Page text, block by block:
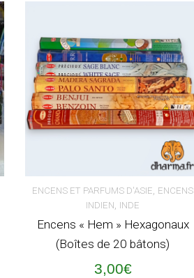
produit
ENCENS ET PARFUMS D'ASIE, ENCENS
INDIEN, INDE
Encens « Hem » Hexagonaux
(Boîtes de 20 bâtons)
3,00€